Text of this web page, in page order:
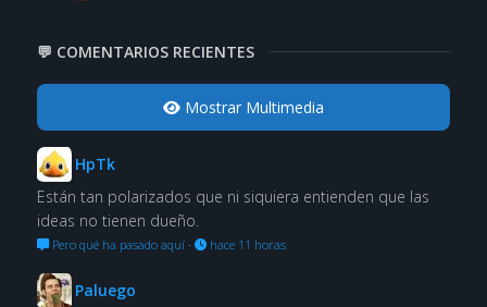
💬 COMENTARIOS RECIENTES
Mostrar Multimedia
HpTk
Están tan polarizados que ni siquiera entienden que las
ideas no tienen dueño.
Pero qué ha pasado aquí· hace 11 horas
Paluego